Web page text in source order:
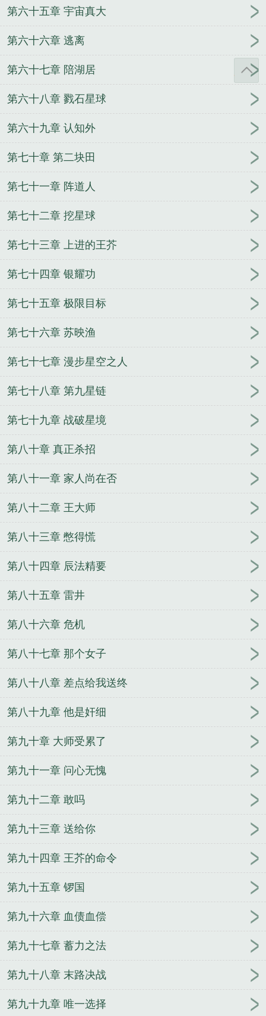
第六十五章 宇宙真大
第六十六章 逃离
第六十七章 陪湖居
第六十八章 戮石星球
第六十九章 认知外
第七十章 第二块田
第七十一章 阵道人
第七十二章 挖星球
第七十三章 上进的王芥
第七十四章 银耀功
第七十五章 极限目标
第七十六章 苏映渔
第七十七章 漫步星空之人
第七十八章 第九星链
第七十九章 战破星境
第八十章 真正杀招
第八十一章 家人尚在否
第八十二章 王大师
第八十三章 憋得慌
第八十四章 辰法精要
第八十五章 雷井
第八十六章 危机
第八十七章 那个女子
第八十八章 差点给我送终
第八十九章 他是奸细
第九十章 大师受累了
第九十一章 问心无愧
第九十二章 敢吗
第九十三章 送给你
第九十四章 王芥的命令
第九十五章 锣国
第九十六章 血债血偿
第九十七章 蓄力之法
第九十八章 末路决战
第九十九章 唯一选择